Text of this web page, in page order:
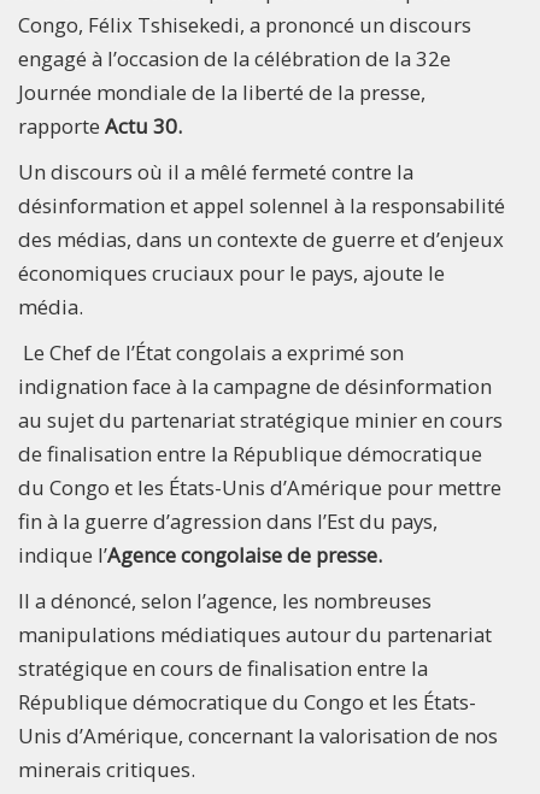
Congo, Félix Tshisekedi, a prononcé un discours
engagé à l’occasion de la célébration de la 32e
Journée mondiale de la liberté de la presse,
rapporte Actu 30.
Un discours où il a mêlé fermeté contre la
désinformation et appel solennel à la responsabilité
des médias, dans un contexte de guerre et d’enjeux
économiques cruciaux pour le pays, ajoute le
média.
Le Chef de l’État congolais a exprimé son
indignation face à la campagne de désinformation
au sujet du partenariat stratégique minier en cours
de finalisation entre la République démocratique
du Congo et les États-Unis d’Amérique pour mettre
fin à la guerre d’agression dans l’Est du pays,
indique l’Agence congolaise de presse.
Il a dénoncé, selon l’agence, les nombreuses
manipulations médiatiques autour du partenariat
stratégique en cours de finalisation entre la
République démocratique du Congo et les États-
Unis d’Amérique, concernant la valorisation de nos
minerais critiques.